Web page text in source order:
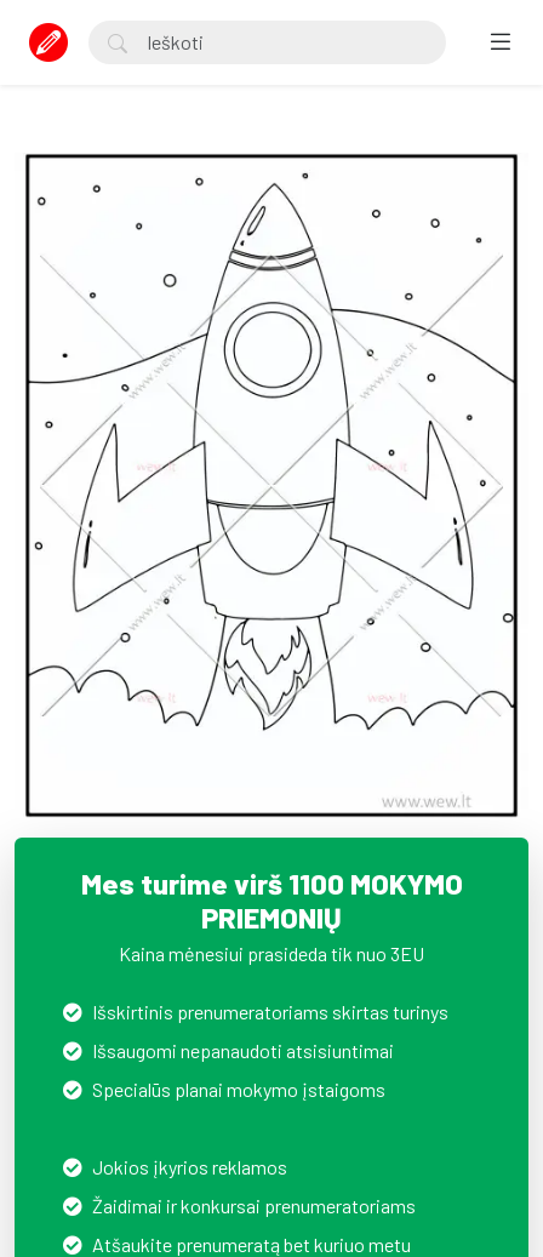
Mes turime virš 1100 MOKYMO
PRIEMONIŲ
Kaina mėnesiui prasideda tik nuo 3EU
Išskirtinis prenumeratoriams skirtas turinys
Išsaugomi nepanaudoti atsisiuntimai
Specialūs planai mokymo įstaigoms
Jokios įkyrios reklamos
Žaidimai ir konkursai prenumeratoriams
Atšaukite prenumeratą bet kuriuo metu